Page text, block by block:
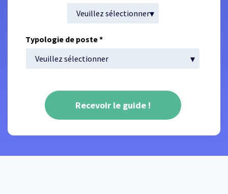
Typologie de poste*